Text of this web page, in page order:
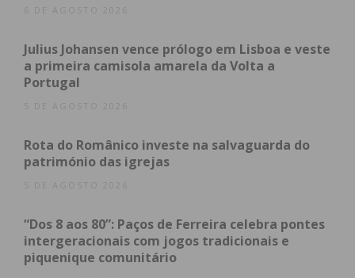
visivelmente por quebrar barreiras disciplinares.
Desta
forma, o cartaz integra grandes nomes da música
personalidades carismáticas do universo do
futebol, como Ukra Monteiro e o reputado
especialista Prof. José Neto, prometendo atrair
circuito literário convencional. O tom humorístico e
a sátira social estarão também garantidos através
da participação de
6 DE AGOSTO 2026
Julius Johansen vence prólogo em Lisboa e veste
a primeira camisola amarela da Volta a
Portugal
5 DE AGOSTO 2026
Rota do Românico investe na salvaguarda do
património das igrejas
5 DE AGOSTO 2026
“Dos 8 aos 80”: Paços de Ferreira celebra pontes
intergeracionais com jogos tradicionais e
piquenique comunitário